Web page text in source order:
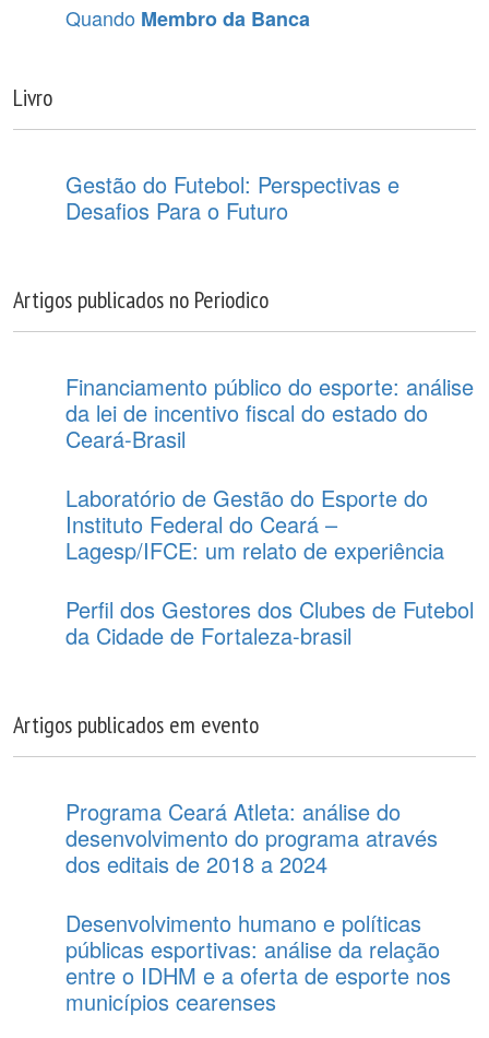
Quando Membro da Banca
Livro
Gestão do Futebol: Perspectivas e
Desafios Para o Futuro
Artigos publicados no Periodico
Financiamento público do esporte: análise
da lei de incentivo fiscal do estado do
Ceará-Brasil
Laboratório de Gestão do Esporte do
Instituto Federal do Ceará –
Lagesp/IFCE: um relato de experiência
Perfil dos Gestores dos Clubes de Futebol
da Cidade de Fortaleza-brasil
Artigos publicados em evento
Programa Ceará Atleta: análise do
desenvolvimento do programa através
dos editais de 2018 a 2024
Desenvolvimento humano e políticas
públicas esportivas: análise da relação
entre o IDHM e a oferta de esporte nos
municípios cearenses